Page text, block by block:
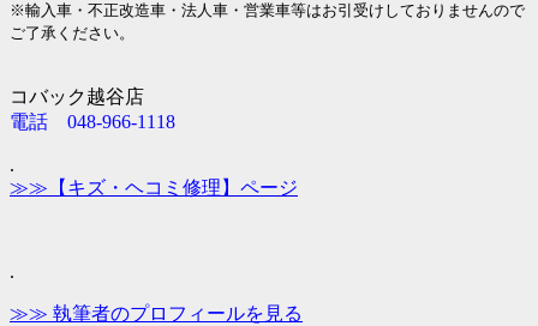
※輸入車・不正改造車・法人車・営業車等はお引受けしておりませんので
ご了承ください。
コバック越谷店
電話
048-966-1118
.
≫≫【キズ・ヘコミ修理】ページ
.
≫≫ 執筆者のプロフィールを見る